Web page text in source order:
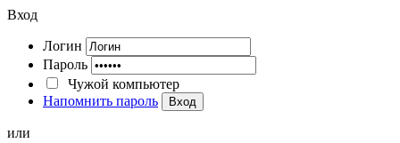
Вход
Логин
Пароль
Чужой компьютер
Напомнить пароль
Вход
или